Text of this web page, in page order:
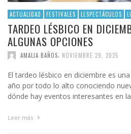
ACTUALIDAD FESTIVALES LESPECTÁCULOS
TARDEO LÉSBICO EN
ALGUNAS OPCIONES
AMALIA BAÑOS, NOVIEMBRE 29, 2025
El tardeo lésbico en diciembre es
año por todo lo alto conociendo
dónde hay eventos interesantes en
Leer más